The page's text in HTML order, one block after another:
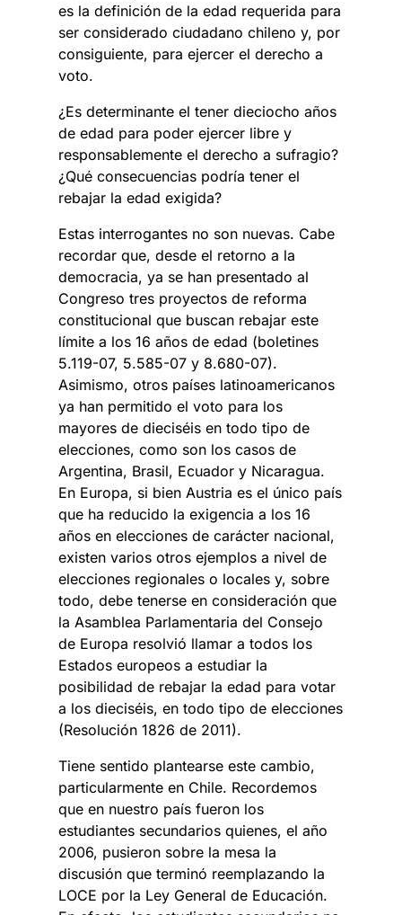
es la definición de la edad requerida para
ser considerado ciudadano chileno y, por
consiguiente, para ejercer el derecho a
voto.
¿Es determinante el tener dieciocho años
de edad para poder ejercer libre y
responsablemente el derecho a sufragio?
¿Qué consecuencias podría tener el
rebajar la edad exigida?
Estas interrogantes no son nuevas. Cabe
recordar que, desde el retorno a la
democracia, ya se han presentado al
Congreso tres proyectos de reforma
constitucional que buscan rebajar este
límite a los 16 años de edad (boletines
5.119-07, 5.585-07 y 8.680-07).
Asimismo, otros países latinoamericanos
ya han permitido el voto para los
mayores de dieciséis en todo tipo de
elecciones, como son los casos de
Argentina, Brasil, Ecuador y Nicaragua.
En Europa, si bien Austria es el único país
que ha reducido la exigencia a los 16
años en elecciones de carácter nacional,
existen varios otros ejemplos a nivel de
elecciones regionales o locales y, sobre
todo, debe tenerse en consideración que
la Asamblea Parlamentaria del Consejo
de Europa resolvió llamar a todos los
Estados europeos a estudiar la
posibilidad de rebajar la edad para votar
a los dieciséis, en todo tipo de elecciones
(Resolución 1826 de 2011).
Tiene sentido plantearse este cambio,
particularmente en Chile. Recordemos
que en nuestro país fueron los
estudiantes secundarios quienes, el año
2006, pusieron sobre la mesa la
discusión que terminó reemplazando la
LOCE por la Ley General de Educación.